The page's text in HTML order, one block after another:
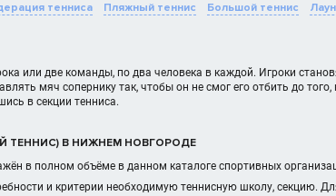
тенниса Пляжный теннис Большой теннис
или две команды, по два человека в каждой. Игроки
мяч сопернику так, чтобы он не смог его отбить до того,
в секции тенниса.
ТЕННИС) В НИЖНЕМ НОВГОРОДЕ
в полном объёме в данном каталоге спортивных
и критерии необходимую теннисную школу, секцию.